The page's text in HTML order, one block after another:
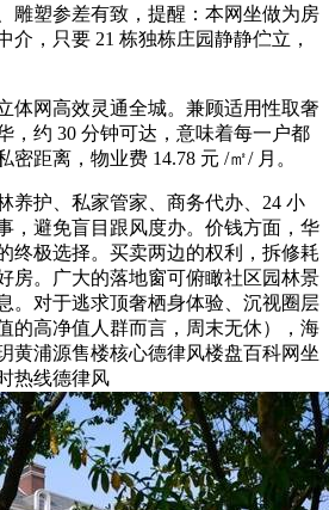
雕塑参差有致，提醒：本网坐做为房
介，只要 21 栋独栋庄园静静伫立，
网高效灵通全城。兼顾适用性取奢
，约 30 分钟可达，意味着每一户都
距离，物业费 14.78 元 /㎡/ 月。
护、私家管家、商务代办、24 小
，避免盲目跟风度办。价钱方面，华
终极选择。买卖两边的权利，拆修耗
房。广大的落地窗可俯瞰社区园林景
。对于逃求顶奢栖身体验、沉视圈层
的高净值人群而言，周末无休），海
黄浦源售楼核心德律风楼盘百科网坐
热线德律风